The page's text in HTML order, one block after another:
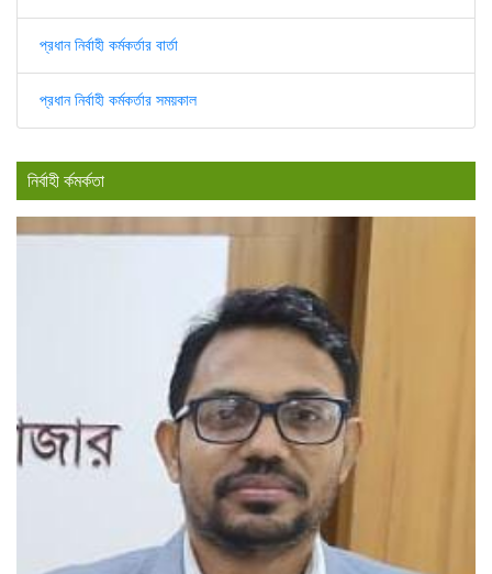
প্রধান নির্বাহী কর্মকর্তার বার্তা
প্রধান নির্বাহী কর্মকর্তার সময়কাল
নির্বাহী র্কমর্কতা